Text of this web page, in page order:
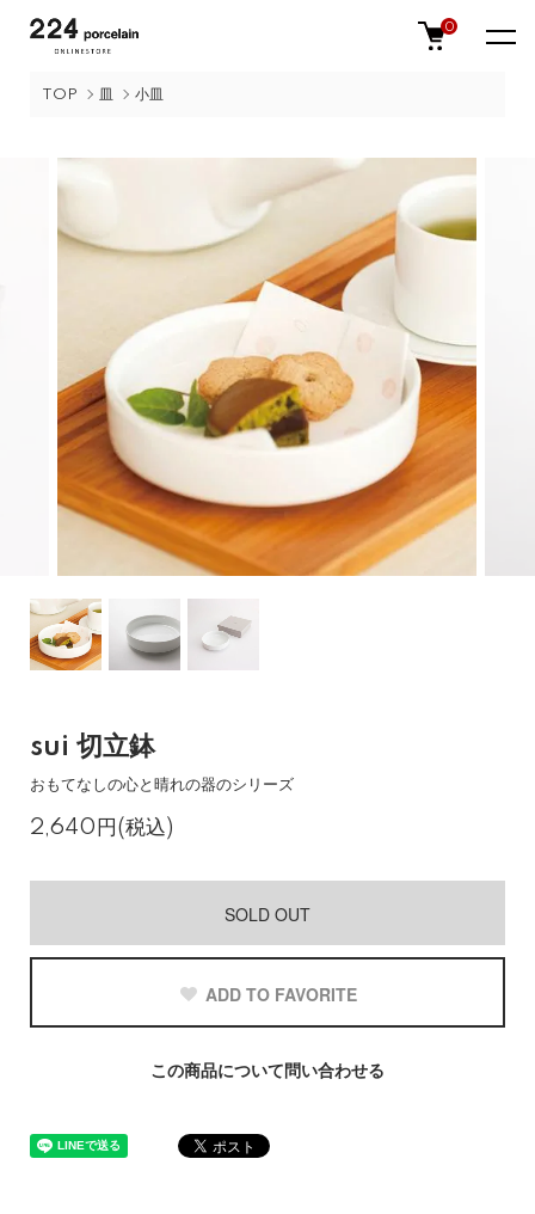
0
TOP 皿 小皿
sui 切立鉢
おもてなしの心と晴れの器のシリーズ
2,640円(税込)
SOLD OUT
ADD TO FAVORITE
この商品について問い合わせる